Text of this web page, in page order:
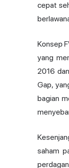
cepat
Konsep
yang
2016
Gap,
bagian
saham